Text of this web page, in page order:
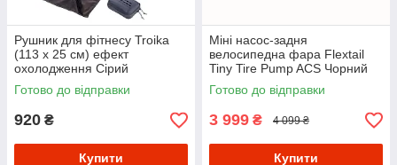
Рушник для фітнесу Troika
(113 x 25 см) ефект
охолодження Сірий
Готово до відправки
920 ₴
Купити
Міні насос-задня
велосипедна фара Flextail
Tiny Tire Pump ACS Чорний
Готово до відправки
3 999 ₴ 4 099 ₴
Купити